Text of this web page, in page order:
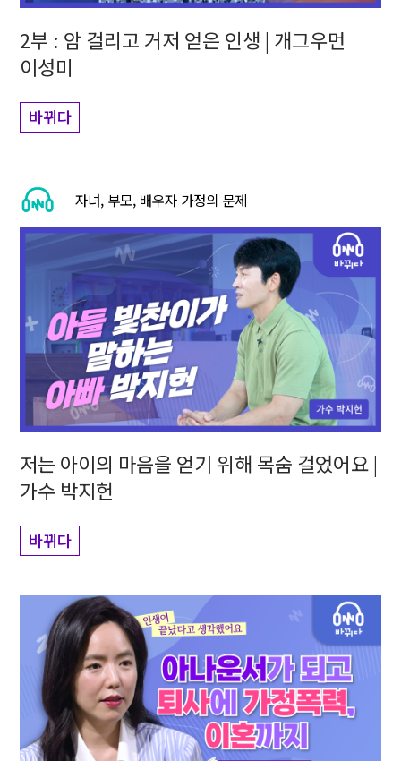
2부 : 암 걸리고 거저 얻은 인생 | 개그우먼
이성미
바뀌다
자녀, 부모, 배우자 가정의 문제
저는 아이의 마음을 얻기 위해 목숨 걸었어요 |
가수 박지헌
바뀌다